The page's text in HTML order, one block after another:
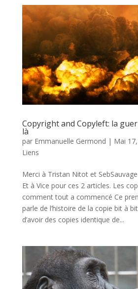
Copyright and Copyleft: la
là
par Emmanuelle Germond | Mai
Liens
Merci à Tristan Nitot et
Et à Vice pour ces 2 articles. Les
comment tout a commencé Ce
parle de l’histoire de la copie bit à
d’avoir des copies identique de...